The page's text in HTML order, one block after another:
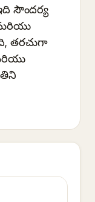
సౌందర్య
మరియు
తరచుగా